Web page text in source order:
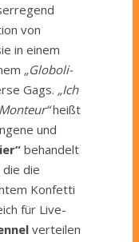
von
in einem
„Globoli-
Gags. „Ich
heißt
und
behandelt
die
Konfetti
für Live-
verteilen